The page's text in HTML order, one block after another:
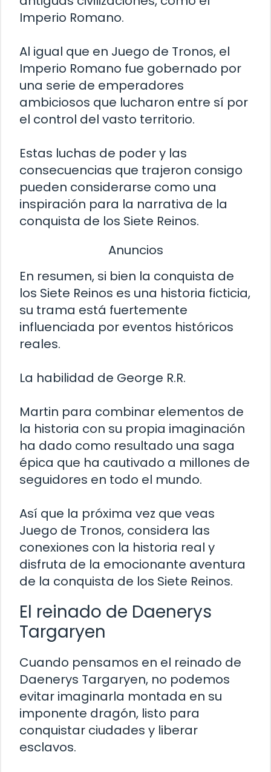
Imperio Romano.
Al igual que en Juego de Tronos, el
Imperio Romano fue gobernado por
una serie de emperadores
ambiciosos que lucharon entre sí por
el control del vasto territorio.
Estas luchas de poder y las
consecuencias que trajeron consigo
pueden considerarse como una
inspiración para la narrativa de la
conquista de los Siete Reinos.
Anuncios
En resumen, si bien la conquista de
los Siete Reinos es una historia ficticia,
su trama está fuertemente
influenciada por eventos históricos
reales.
La habilidad de George R.R.
Martin para combinar elementos de
la historia con su propia imaginación
ha dado como resultado una saga
épica que ha cautivado a millones de
seguidores en todo el mundo.
Así que la próxima vez que veas
Juego de Tronos, considera las
conexiones con la historia real y
disfruta de la emocionante aventura
de la conquista de los Siete Reinos.
El reinado de Daenerys
Targaryen
Cuando pensamos en el reinado de
Daenerys Targaryen, no podemos
evitar imaginarla montada en su
imponente dragón, listo para
conquistar ciudades y liberar
esclavos.